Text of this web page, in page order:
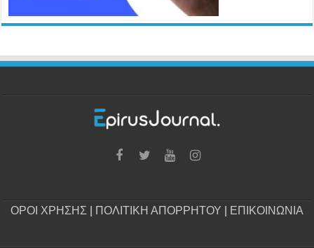
ΟΡΟΙ ΧΡΗΣΗΣ ΠΟΛΙΤΙΚΗ ΑΠΟΡΡΗΤΟΥ ΕΠΙΚΟΙΝΩΝΙΑ